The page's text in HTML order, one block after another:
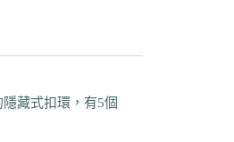
藏式扣環，有5個